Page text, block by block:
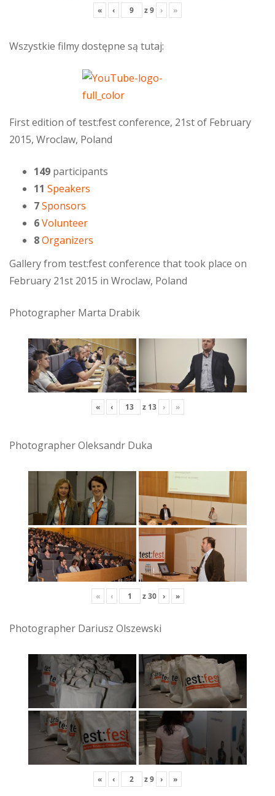
« ‹ z9 › »
Wszystkie filmy dostępne są tutaj:
First edition of test:fest conference, 21st of February
2015, Wroclaw, Poland
149 participants
11 Speakers
7Sponsors
6Volunteer
8Organizers
Gallery from test:fest conference that took place on
February 21st 2015 in Wroclaw, Poland
Photographer Marta Drabik
« ‹ z 13 › »
Photographer Oleksandr Duka
« ‹ z30 › »
Photographer Dariusz Olszewski
« ‹ z9 › »